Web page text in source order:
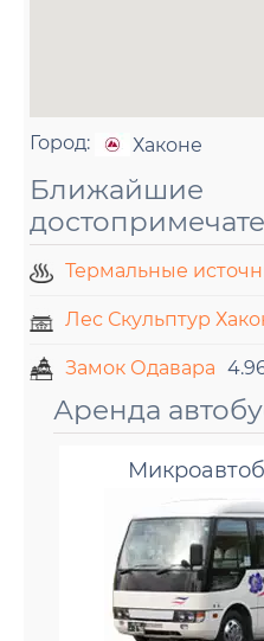
Город: Хаконе
Ближайшие
Термальные
Лес Скульптур
Замок Одавара
Аренда